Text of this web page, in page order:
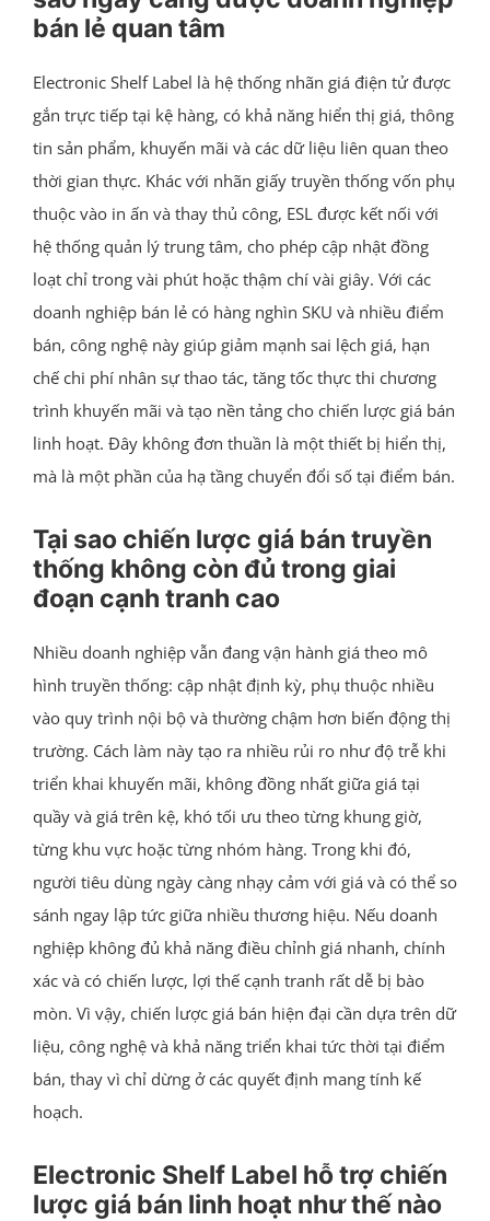
bán lẻ quan tâm
Electronic Shelf Label là hệ thống nhãn giá điện tử được
gắn trực tiếp tại kệ hàng, có khả năng hiển thị giá, thông
tin sản phẩm, khuyến mãi và các dữ liệu liên quan theo
thời gian thực. Khác với nhãn giấy truyền thống vốn phụ
thuộc vào in ấn và thay thủ công, ESL được kết nối với
hệ thống quản lý trung tâm, cho phép cập nhật đồng
loạt chỉ trong vài phút hoặc thậm chí vài giây. Với các
doanh nghiệp bán lẻ có hàng nghìn SKU và nhiều điểm
bán, công nghệ này giúp giảm mạnh sai lệch giá, hạn
chế chi phí nhân sự thao tác, tăng tốc thực thi chương
trình khuyến mãi và tạo nền tảng cho chiến lược giá bán
linh hoạt. Đây không đơn thuần là một thiết bị hiển thị,
mà là một phần của hạ tầng chuyển đổi số tại điểm bán.
Tại sao chiến lược giá bán truyền
thống không còn đủ trong giai
đoạn cạnh tranh cao
Nhiều doanh nghiệp vẫn đang vận hành giá theo mô
hình truyền thống: cập nhật định kỳ, phụ thuộc nhiều
vào quy trình nội bộ và thường chậm hơn biến động thị
trường. Cách làm này tạo ra nhiều rủi ro như độ trễ khi
triển khai khuyến mãi, không đồng nhất giữa giá tại
quầy và giá trên kệ, khó tối ưu theo từng khung giờ,
từng khu vực hoặc từng nhóm hàng. Trong khi đó,
người tiêu dùng ngày càng nhạy cảm với giá và có thể so
sánh ngay lập tức giữa nhiều thương hiệu. Nếu doanh
nghiệp không đủ khả năng điều chỉnh giá nhanh, chính
xác và có chiến lược, lợi thế cạnh tranh rất dễ bị bào
mòn. Vì vậy, chiến lược giá bán hiện đại cần dựa trên dữ
liệu, công nghệ và khả năng triển khai tức thời tại điểm
bán, thay vì chỉ dừng ở các quyết định mang tính kế
hoạch.
Electronic Shelf Label hỗ trợ chiến
lược giá bán linh hoạt như thế nào